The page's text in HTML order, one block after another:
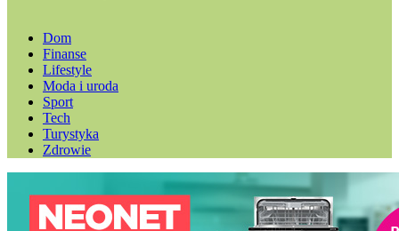
Dom
Finanse
Lifestyle
Moda i uroda
Sport
Tech
Turystyka
Zdrowie